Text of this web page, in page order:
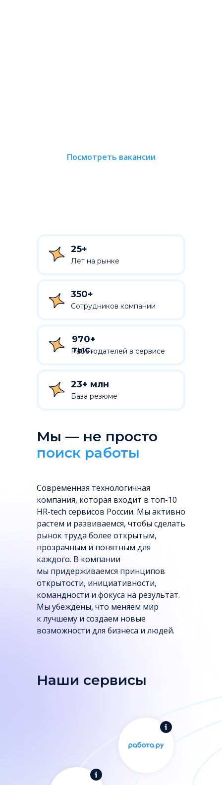
Посмотреть вакансии
База резюме
23+ млн
Сотрудников компании
350+
Лет на рынке
25+
Работодателей в сервисе
970+
тыс.
Мы — не просто
под|
Cовременная технологичная
компания, которая входит в топ-10
HR-tech сервисов России. Мы активно
растем и развиваемся, чтобы сделать
рынок труда более открытым,
прозрачным и понятным для
каждого. В компании
мы придерживаемся принципов
открытости, инициативности,
командности и фокуса на результат.
Мы убеждены, что меняем мир
к лучшему и создаем новые
возможности для бизнеса и людей.
Наши сервисы